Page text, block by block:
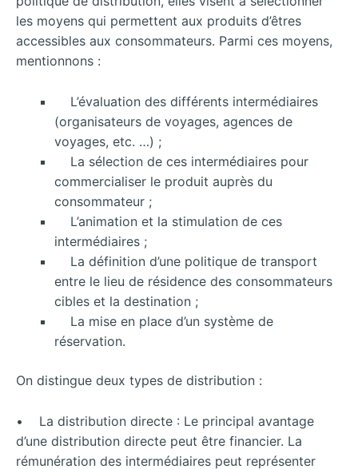
les moyens qui permettent aux produits d’êtres
accessibles aux consommateurs. Parmi ces moyens,
mentionnons :
L’évaluation des différents intermédiaires
(organisateurs de voyages, agences de
voyages, etc. …) ;
La sélection de ces intermédiaires pour
commercialiser le produit auprès du
consommateur ;
L’animation et la stimulation de ces
intermédiaires ;
La définition d’une politique de transport
entre le lieu de résidence des consommateurs
cibles et la destination ;
La mise en place d’un système de
réservation.
On distingue deux types de distribution :
• La distribution directe : Le principal avantage
d’une distribution directe peut être financier. La
rémunération des intermédiaires peut représenter